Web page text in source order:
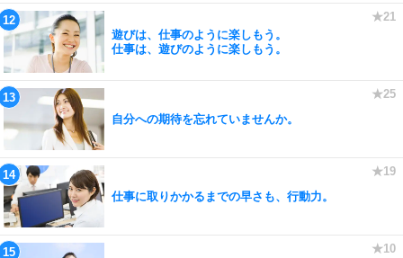
遊びは、仕事のように楽しもう。
仕事は、遊びのように楽しもう。
自分への期待を忘れていませんか。
仕事に取りかかるまでの早さも、行動力。